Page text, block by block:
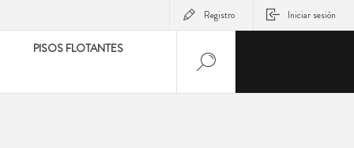
Registro Iniciar sesión
PISOS FLOTANTES